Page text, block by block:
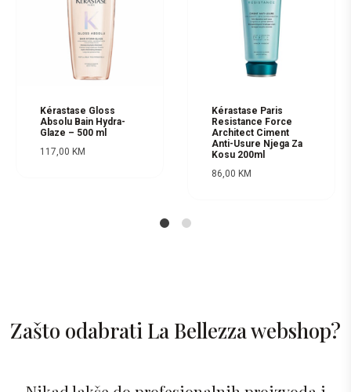
Kérastase Gloss
Absolu Bain Hydra-
Glaze – 500 ml
117,00 KM
Kérastase Paris
Resistance Force
Architect Ciment
Anti-Usure Njega Za
Kosu 200ml
86,00 KM
Zašto odabrati La Bellezza webshop?